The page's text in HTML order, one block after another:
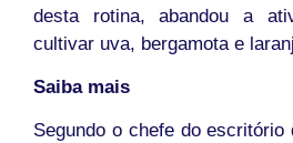
desta rotina, abandou a
cultivar uva, bergamota e
Saiba mais
Segundo o chefe do escritório